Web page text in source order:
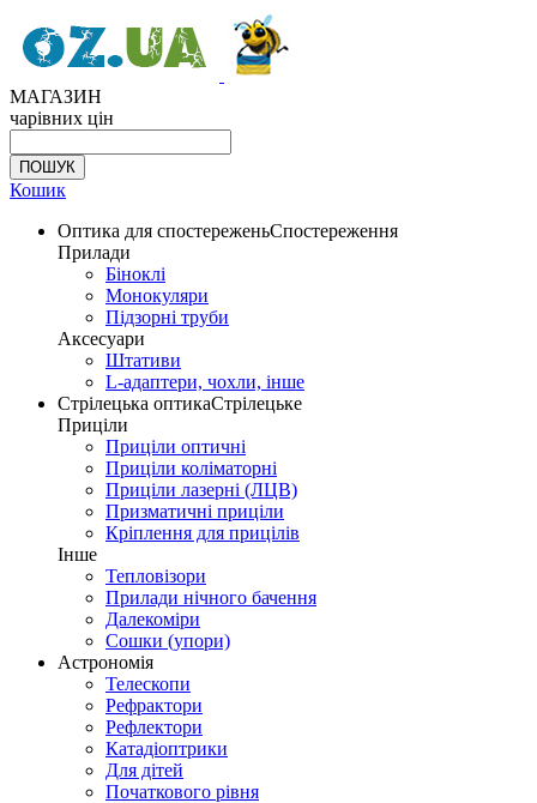
МАГАЗИН
чарівних цін
Кошик
Оптика для спостереженьСпостереження
Прилади
Біноклі
Монокуляри
Підзорні труби
Аксесуари
Штативи
L-адаптери, чохли, інше
Стрілецька оптикаСтрілецьке
Приціли
Приціли оптичні
Приціли коліматорні
Приціли лазерні (ЛЦВ)
Призматичні приціли
Кріплення для прицілів
Інше
Тепловізори
Прилади нічного бачення
Далекоміри
Сошки (упори)
Астрономія
Телескопи
Рефрактори
Рефлектори
Катадіоптрики
Для дітей
Початкового рівня